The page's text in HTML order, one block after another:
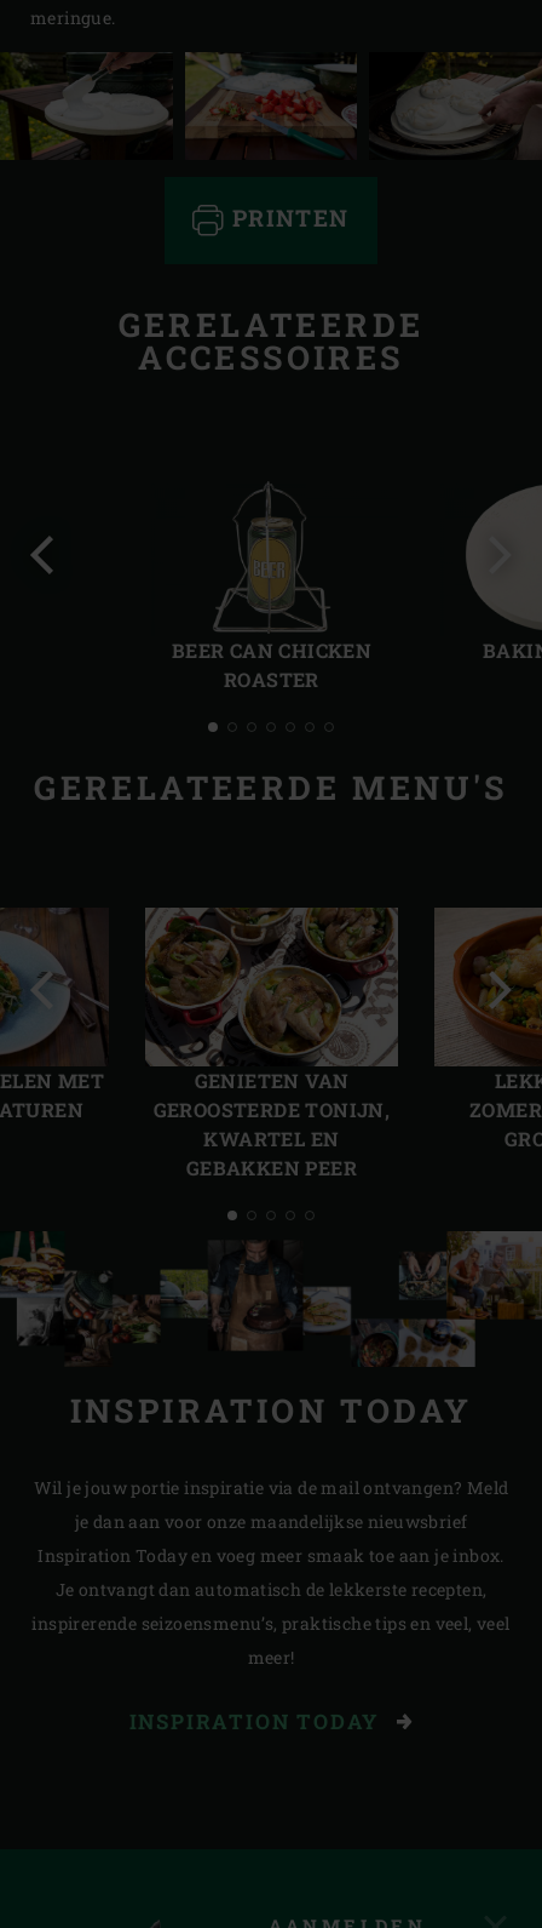
meringue.
PRINTEN
GERELATEERDE
ACCESSOIRES
BEER CAN CHICKEN
ROASTER
slide
GERELATEERDE MENU'S
MET
GENIETEN VAN
GEROOSTERDE TONIJN,
KWARTEL EN
GEBAKKEN PEER
Vorige
slide
slide
INSPIRATION TODAY
Wil je jouw portie inspiratie via de mail ontvangen? Meld
je dan aan voor onze maandelijkse nieuwsbrief
Inspiration Today en voeg meer smaak toe aan je inbox.
Je ontvangt dan automatisch de lekkerste recepten,
inspirerende seizoensmenu’s, praktische tips en veel, veel
meer!
INSPIRATION TODAY